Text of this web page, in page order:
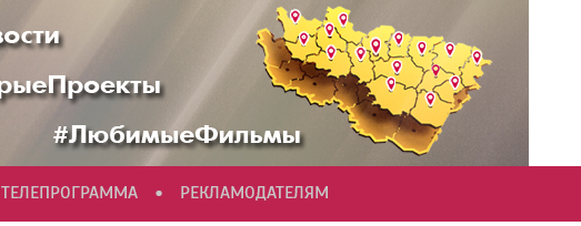
ТЕЛЕПРОГРАММА • РЕКЛАМОДАТЕЛЯМ